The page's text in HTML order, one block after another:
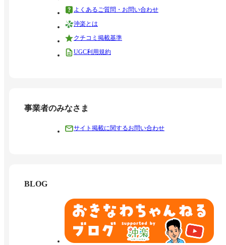
よくあるご質問・お問い合わせ
沖楽とは
クチコミ掲載基準
UGC利用規約
事業者のみなさま
サイト掲載に関するお問い合わせ
BLOG